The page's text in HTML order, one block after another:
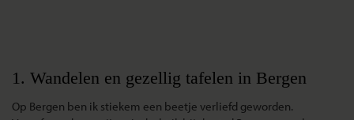
1. Wandelen en gezellig tafelen in Bergen
Op Bergen ben ik stiekem een beetje verliefd geworden.